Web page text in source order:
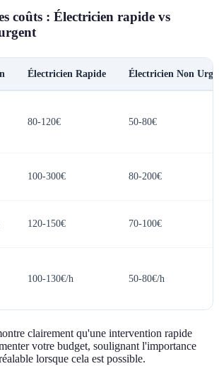
coûts : Électricien rapide vs
Électricien Rapide Électricien Non
80-120€ 50-80€
100-300€ 80-200€
120-150€ 70-100€
100-130€/h 50-80€/h
clairement qu'une intervention rapide
votre budget, soulignant l'importance
lorsque cela est possible.